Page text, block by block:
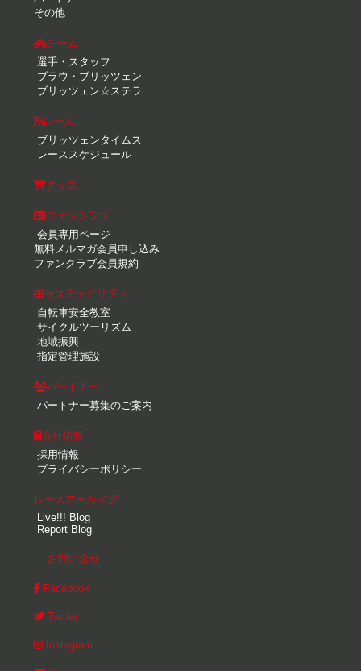
その他
チーム
選手・スタッフ
ブラウ・ブリッツェン
ブリッツェン☆ステラ
レース
ブリッツェンタイムス
レーススケジュール
グッズ
ファンクラブ
会員専用ページ
無料メルマガ会員申し込み
ファンクラブ会員規約
サステナビリティ
自転車安全教室
サイクルツーリズム
地域振興
指定管理施設
パートナー
パートナー募集のご案内
会社情報
採用情報
プライバシーポリシー
レースアーカイブ
Live!!! Blog
Report Blog
お問い合せ
Facebook
Twitter
Instagram